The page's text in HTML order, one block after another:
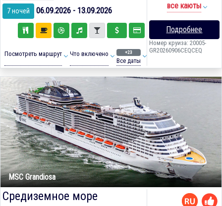
7 ночей 06.09.2026 - 13.09.2026
Посмотреть маршрут Что включено +23
Все даты
все каюты
Подробнее
Номер круиза: 20005-
GR20260906CEQCEQ
MSC Grandiosa
Средиземное море